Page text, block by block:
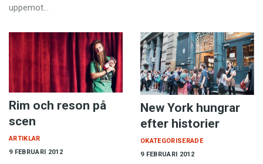
uppemot…
Rim och reson på
scen
9 FEBRUARI 2012
ARTIKLAR
New York hungrar
efter historier
9 FEBRUARI 2012
OKATEGORISERADE